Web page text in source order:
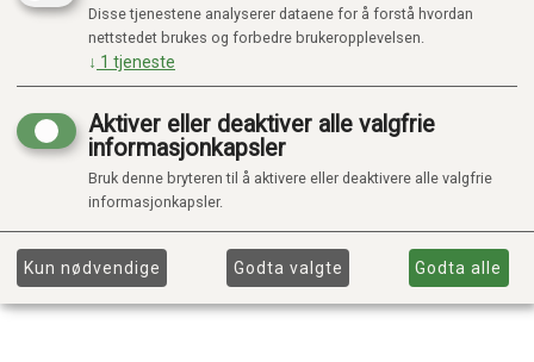
Disse tjenestene analyserer dataene for å forstå hvordan
nettstedet brukes og forbedre brukeropplevelsen.
↓ 1 tjeneste
Aktiver eller deaktiver alle valgfrie
informasjonkapsler
Bruk denne bryteren til å aktivere eller deaktivere alle valgfrie
informasjonkapsler.
Kun nødvendige Godta valgte Godta alle